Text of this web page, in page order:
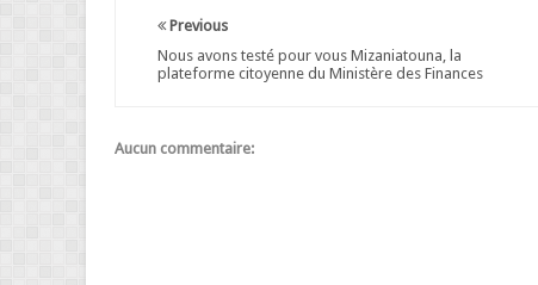
Previous
Nous avons testé pour vous Mizaniatouna, la
plateforme citoyenne du Ministère des Finances
Aucun commentaire: